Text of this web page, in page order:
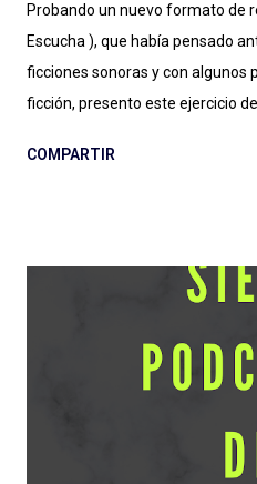
Probando un nuevo formato de
Escucha ), que había pensado
ficciones sonoras y con algunos
ficción, presento este ejercicio
grande de Podium Podcast
partes, recordando la
también para evitar spoilers que
cometer. Escuchar: Web ,
Me chocó de entrada que sea
pandemias . Siento que
pandemia en la vida, primero, y
COMPARTIR